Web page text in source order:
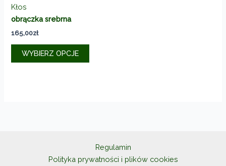
Kłos
obrączka srebrna
165,00zł
WYBIERZ OPCJE
Ten
na
stronie
Regulamin
Polityka prywatności i plików cookies